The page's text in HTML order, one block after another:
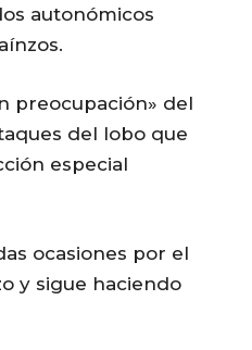
autonómicos
preocupación» del
del lobo que
especial
ocasiones por el
y sigue haciendo